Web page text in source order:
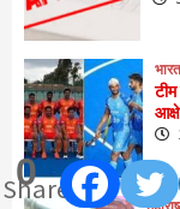
0
Shares
भारत
टीम